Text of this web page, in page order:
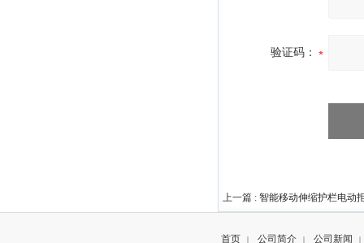
验证码：
上一篇 : 智能移动伸缩护栏电动
首页 | 公司简介 | 公司新闻 |